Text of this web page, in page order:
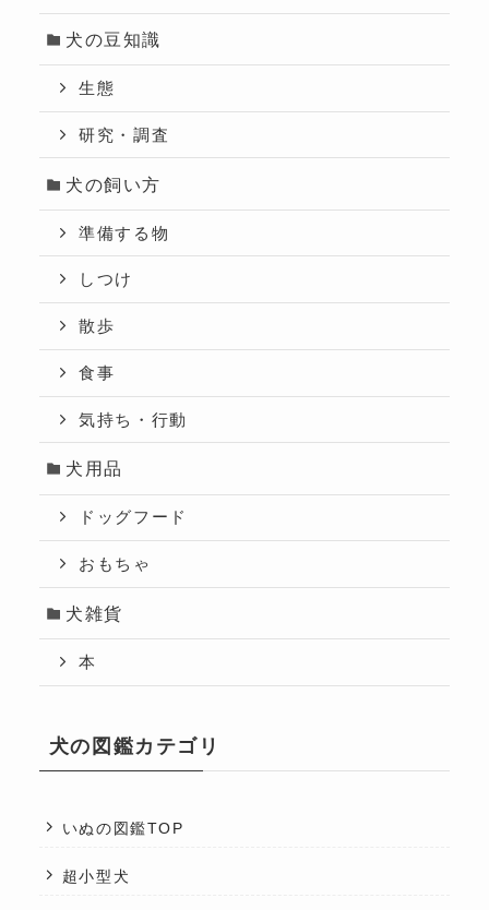
犬の豆知識
生態
研究・調査
犬の飼い方
準備する物
しつけ
散歩
食事
気持ち・行動
犬用品
ドッグフード
おもちゃ
犬雑貨
本
犬の図鑑カテゴリ
いぬの図鑑TOP
超小型犬